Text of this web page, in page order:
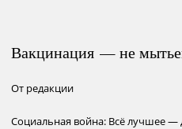
Вакцинация — не
От редакции
Социальная война: Всё лучшее —